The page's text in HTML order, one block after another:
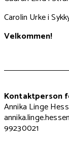
Carolin Urke i
Velkommen!
Kontaktperson
Annika Linge
99230021